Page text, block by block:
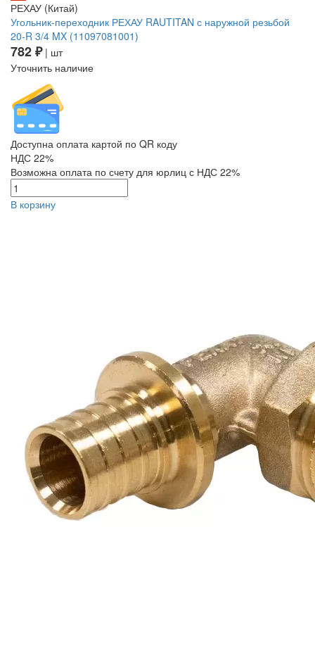
РЕХАУ (Китай)
Угольник-переходник РЕХАУ RAUTITAN с наружной резьбой
20-R 3/4 MX (11097081001)
782 ₽| шт
Уточнить наличие
Доступна оплата картой по QR коду
НДС 22%
Возможна оплата по счету для юрлиц с НДС 22%
В корзину